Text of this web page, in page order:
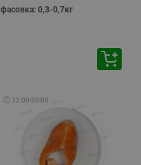
фасовка: 0,3-0,7кг
🕘 12:00-20:00